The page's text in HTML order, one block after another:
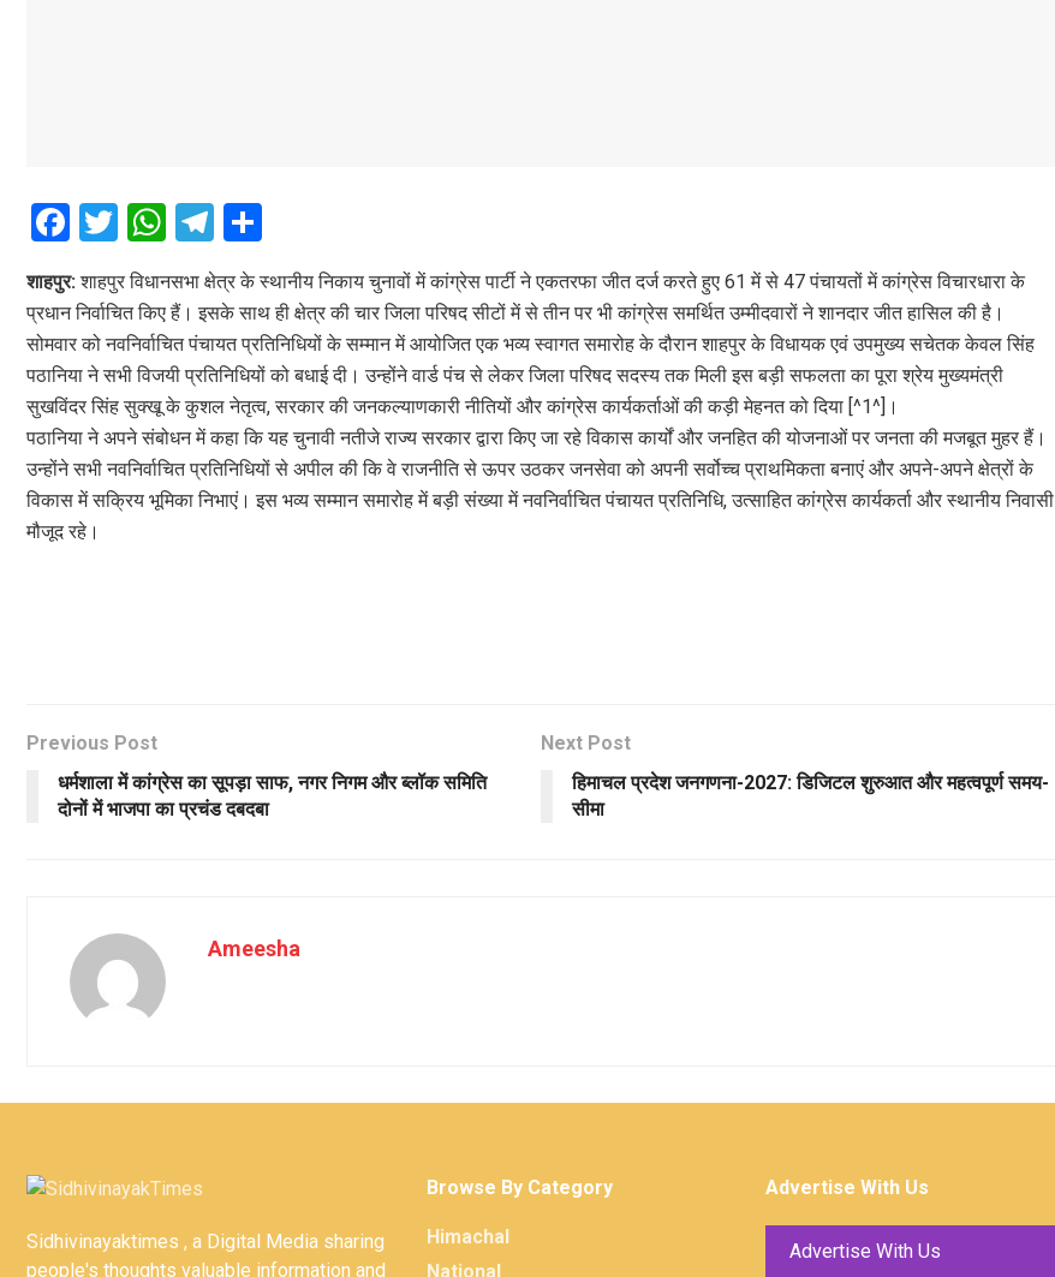
F
ce
b
o
o
k
T
wi
tt
er
W
at
s
A
p
p
T
e
gr
a
m
ar
e
शाहपुर: शाहपुर विधानसभा क्षेत्र के स्थानीय निकाय चुनावों में कांग्रेस पार्टी ने एकतरफा जीत दर्ज करते हुए 61 में से 47 पंचायतों में कांग्रेस विचारधारा के
प्रधान निर्वाचित किए हैं। इसके साथ ही क्षेत्र की चार जिला परिषद सीटों में से तीन पर भी कांग्रेस समर्थित उम्मीदवारों ने शानदार जीत हासिल की है।
सोमवार को नवनिर्वाचित पंचायत प्रतिनिधियों के सम्मान में आयोजित एक भव्य स्वागत समारोह के दौरान शाहपुर के विधायक एवं उपमुख्य सचेतक केवल सिंह
पठानिया ने सभी विजयी प्रतिनिधियों को बधाई दी। उन्होंने वार्ड पंच से लेकर जिला परिषद सदस्य तक मिली इस बड़ी सफलता का पूरा श्रेय मुख्यमंत्री
सुखविंदर सिंह सुक्खू के कुशल नेतृत्व, सरकार की जनकल्याणकारी नीतियों और कांग्रेस कार्यकर्ताओं की कड़ी मेहनत को दिया [^1^]।
पठानिया ने अपने संबोधन में कहा कि यह चुनावी नतीजे राज्य सरकार द्वारा किए जा रहे विकास कार्यों और जनहित की योजनाओं पर जनता की मजबूत मुहर हैं।
उन्होंने सभी नवनिर्वाचित प्रतिनिधियों से अपील की कि वे राजनीति से ऊपर उठकर जनसेवा को अपनी सर्वोच्च प्राथमिकता बनाएं और अपने-अपने क्षेत्रों के
विकास में सक्रिय भूमिका निभाएं। इस भव्य सम्मान समारोह में बड़ी संख्या में नवनिर्वाचित पंचायत प्रतिनिधि, उत्साहित कांग्रेस कार्यकर्ता और स्थानीय निवासी
मौजूद रहे।
Previous Post
धर्मशाला में कांग्रेस का सूपड़ा साफ, नगर निगम और ब्लॉक समिति
दोनों में भाजपा का प्रचंड दबदबा
Next Post
हिमाचल प्रदेश जनगणना-2027: डिजिटल शुरुआत और महत्वपूर्ण समय-
सीमा
Ameesha
Sidhivinayaktimes , a Digital Media sharing
people's thoughts valuable information and
Browse By Category
Himachal
National
Advertise With Us
Advertise With Us